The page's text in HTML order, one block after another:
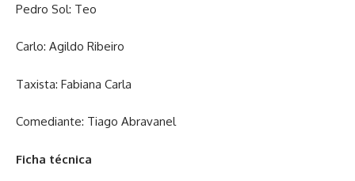
Pedro Sol: Teo
Carlo: Agildo Ribeiro
Taxista: Fabiana Carla
Comediante: Tiago Abravanel
Ficha técnica